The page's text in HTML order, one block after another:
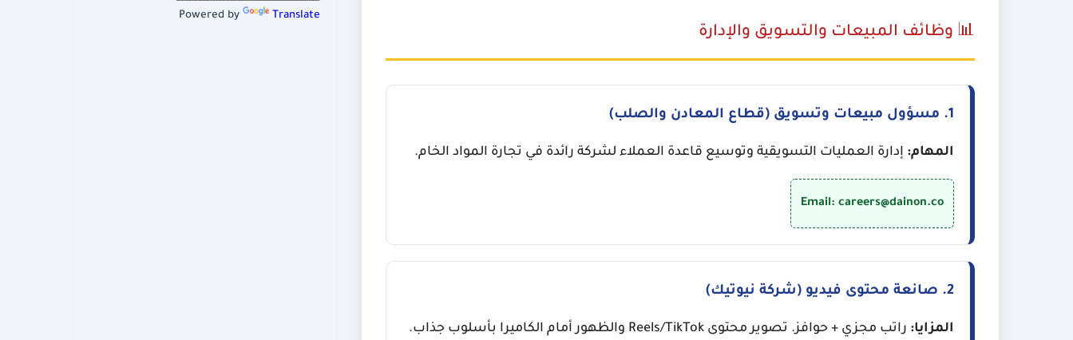
📊 وظائف المبيعات والتسويق والإدارة
1. مسؤول مبيعات وتسويق (قطاع المعادن والصلب)
المهام: إدارة العمليات التسويقية وتوسيع قاعدة العملاء لشركة رائدة في تجارة المواد الخام.
Email: careers@dainon.co
2. صانعة محتوى فيديو (شركة نيوتيك)
المزايا: راتب مجزي + حوافز. تصوير محتوى Reels/TikTok والظهور أمام الكاميرا بأسلوب جذاب.
Powered by Translate